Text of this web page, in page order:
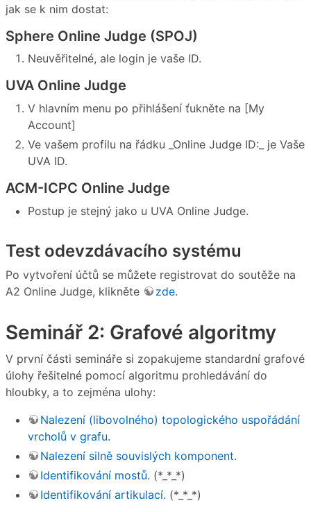
jak se k nim dostat:
Sphere Online Judge (SPOJ)
Neuvěřitelné, ale login je vaše ID.
UVA Online Judge
V hlavním menu po přihlášení ťukněte na [My
Account]
Ve vašem profilu na řádku _Online Judge ID:_ je Vaše
UVA ID.
ACM-ICPC Online Judge
Postup je stejný jako u UVA Online Judge.
Test odevzdávacího systému
Po vytvoření účtů se můžete registrovat do soutěže na
A2 Online Judge, klikněte
zde.
Seminář 2: Grafové algoritmy
V první části semináře si zopakujeme standardní grafové
úlohy řešitelné pomocí algoritmu prohledávání do
hloubky, a to zejména ulohy:
Nalezení (libovolného) topologického uspořádání
vrcholů v grafu.
Nalezení silně souvislých komponent.
Identifikování mostů. (*_*_*)
Identifikování artikulací. (*_*_*)